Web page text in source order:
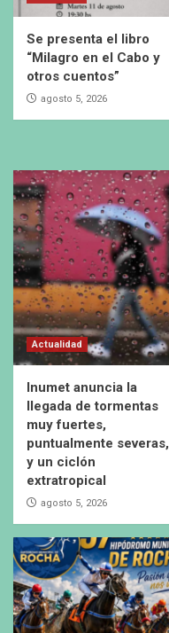
Se presenta el libro
“Milagro en el Cabo y
otros cuentos”
agosto 5, 2026
Actualidad
Inumet anuncia la
llegada de tormentas
muy fuertes,
puntualmente severas,
y un ciclón
extratropical
agosto 5, 2026